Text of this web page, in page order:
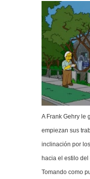
A Frank Gehry le
empiezan sus
inclinación por
hacia el estilo
Tomando como